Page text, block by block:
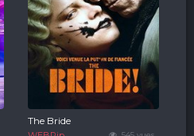
The Bride